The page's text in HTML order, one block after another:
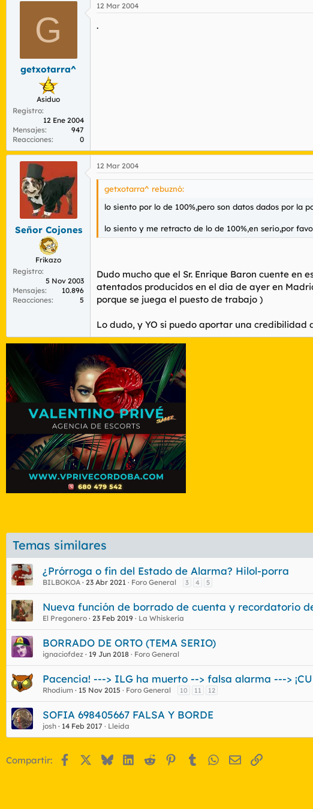
G
getxotarra^
Asiduo
Registro
12 Ene 2004
Mensajes
947
Reacciones
0
12 Mar 2004
.
Señor Cojones
Frikazo
Registro
5 Nov 2003
Mensajes
10.896
Reacciones
5
12 Mar 2004
getxotarra^ rebuznó:
lo siento por lo de 100%,pero son datos dados por la
lo siento y me retracto de lo de 100%,en serio,por
Dudo mucho que el Sr. Enrique Baron cuente
atentados producidos en el dia de ayer en
porque se juega el puesto de trabajo )
Lo dudo, y YO si puedo aportar una credibilidad
Temas similares
¿Prórroga o fin del Estado de Alarma? Hilol-porra
BILBOKOA 23 Abr 2021 Foro General 3 4 5
Nueva función de borrado de cuenta y recordatorio
El Pregonero 23 Feb 2019 La Whiskería
BORRADO DE ORTO (TEMA SERIO)
ignaciofdez 19 Jun 2018 Foro General
Pacencia! ---> ILG ha muerto --> falsa alarma --->
Rhodium 15 Nov 2015 Foro General 10 11 12
SOFIA 698405667 FALSA Y BORDE
josh 14 Feb 2017 Lleida
Compartir: FacebookBlueskyLinkedIn
Reddit Pinterest
Tumblr WhatsApp
EmailEnlace